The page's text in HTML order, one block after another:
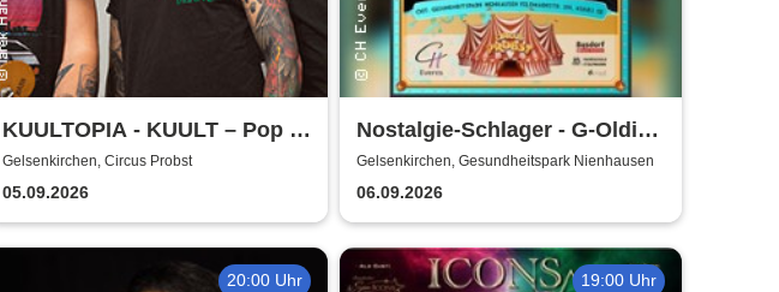
KUULTOPIA - KUULT – Pop &
Klassik trifft Akrobatik
Gelsenkirchen, Circus Probst
05.09.2026
Nostalgie-Schlager - G-Oldies
deutsch und international
Gelsenkirchen, Gesundheitspark Nienhausen
06.09.2026
20:00 Uhr 19:00 Uhr